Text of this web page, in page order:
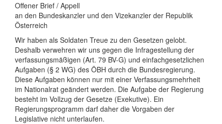
Offener Brief / Appell
an den Bundeskanzler und den Vizekanzler der Republik
Österreich
Wir haben als Soldaten Treue zu den Gesetzen gelobt.
Deshalb verwehren wir uns gegen die Infragestellung der
verfassungsmäßigen (Art. 79 BV-G) und einfachgesetzlichen
Aufgaben (§ 2 WG) des ÖBH durch die Bundesregierung.
Diese Aufgaben können nur mit einer Verfassungsmehrheit
im Nationalrat geändert werden. Die Aufgabe der Regierung
besteht im Vollzug der Gesetze (Exekutive). Ein
Regierungsprogramm darf daher die Vorgaben der
Legislative nicht unterlaufen.